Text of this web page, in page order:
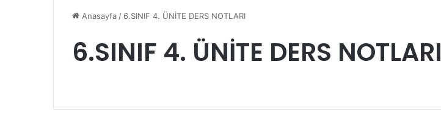
Anasayfa / 6.SINIF 4. ÜNİTE DERS NOTLARI
6.SINIF 4. ÜNİTE DERS NOTLARI